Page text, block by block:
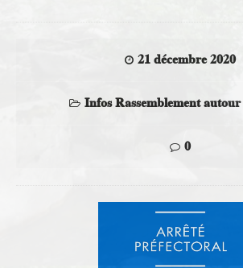
21 décembre 2020
Infos Rassemblement
0